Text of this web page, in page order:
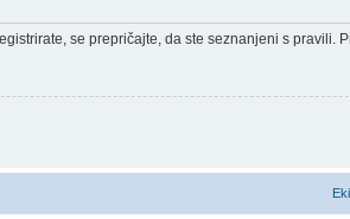
se prepričajte, da ste seznanjeni s pravili.